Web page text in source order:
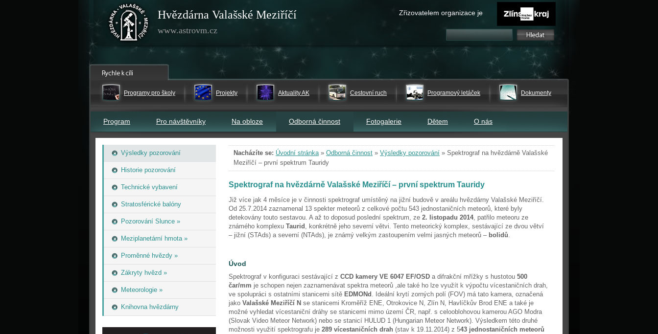
Hvězdárna Valašské Meziříčí
www.astrovm.cz
Zřizovatelem organizace je
Programy pro školy Projekty Aktuality AK Cestovní ruch Programový letáček Dokumenty
Program Pro návštěvníky Na obloze Odborná činnost Fotogalerie Dětem O nás
Výsledky pozorování
Historie pozorování
Technické vybavení
Stratosférické balóny
Pozorování Slunce »
Meziplanetární hmota »
Proměnné hvězdy »
Zákryty hvězd »
Meteorologie »
Knihovna hvězdárny
Nacházíte se: Úvodní stránka» Odborná činnost » Výsledky pozorování » Spektrograf na hvězdárně Valašské
Meziříčí – první spektrum Tauridy
Spektrograf na hvězdárně Valašské Meziříčí – první spektrum Tauridy
Již více jak 4 měsíce je v činnosti spektrograf umístěný na jižní budově v areálu hvězdárny Valašské Meziříčí.
Od 25.7.2014 zaznamenal 13 spekter meteorů z celkové počtu 543 jednostaničních meteorů, které byly
detekovány touto sestavou. A až to doposud poslední spektrum, ze 2. listopadu 2014, patřilo meteoru ze
známého komplexu Taurid , konkrétně jeho severní větvi. Tento meteorický komplex, sestávající ze dvou větví
– jižní (STAds) a severní (NTAds), je známý velkým zastoupením velmi jasných meteorů –bolidů.
Úvod
Spektrograf v konfiguraci sestávající z CCD kamery VE 6047 EF/OSD a difrakční mřížky s hustotou 500
čar/mm je schopen nejen zaznamenávat spektra meteorů ,ale také ho lze využít k výpočtu vícestaničních drah,
ve spolupráci s ostatními stanicemi sítě EDMONd . Ideální krytí zorných polí (FOV) má tato kamera, označená
jako Valašské Meziříčí N se stanicemi Kroměříž ENE, Otrokovice N, Zlín N, Havlíčkův Brod ENE a také je
možné vyhledat vícestaniční dráhy se stanicemi mimo území ČR, např. s celooblohovou kamerou AGO Modra
(Slovak Video Meteor Network) nebo se stanicí HULUD 1 (Hungarian Meteor Network). Výsledkem této druhé
možnosti využití spektrografu je 289 vícestaničních drah (stav k 19.11.2014) z 543 jednostaničních meteorů